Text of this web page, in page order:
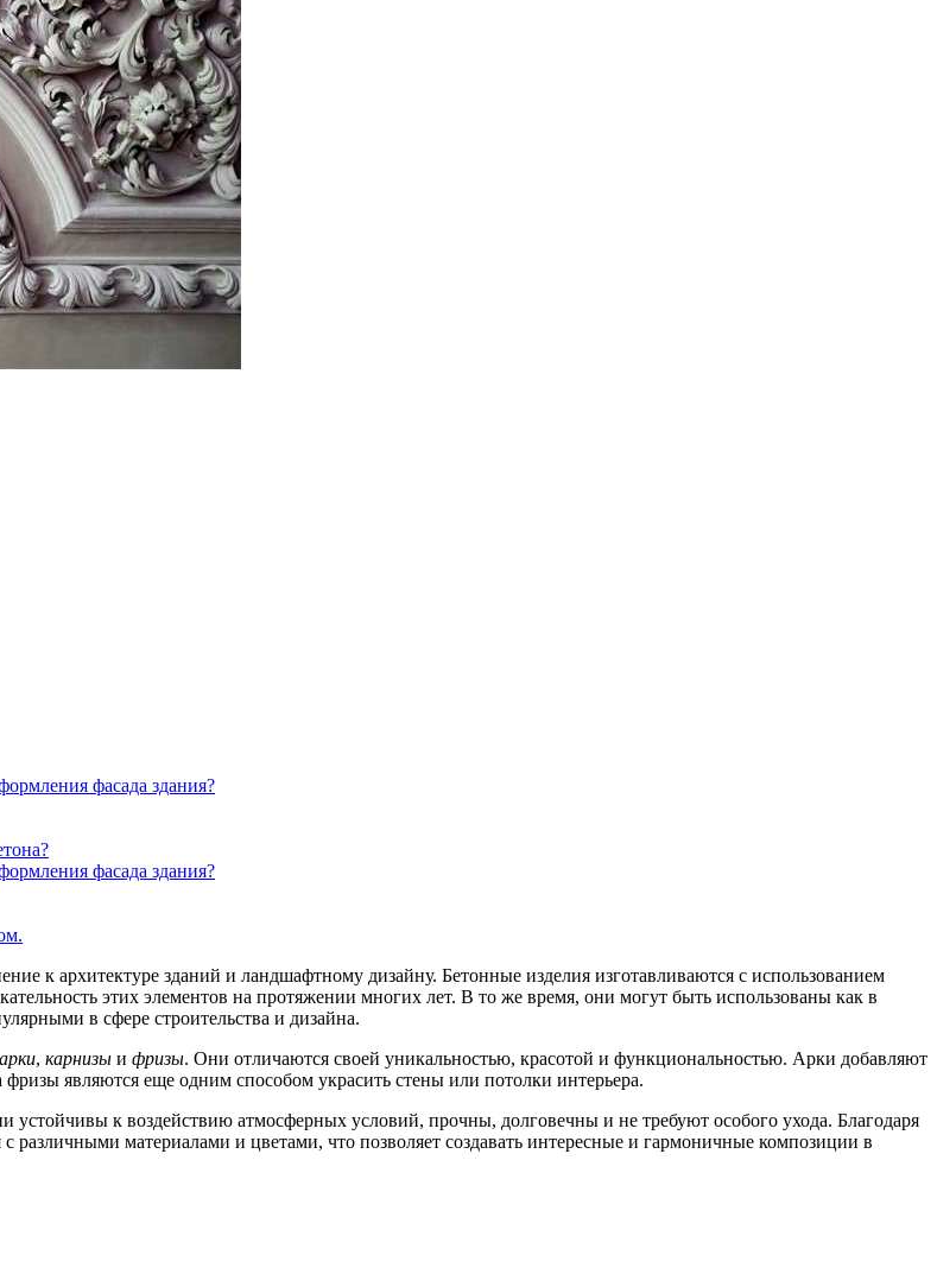
фасада здания?
фасада здания?
к архитектуре зданий и ландшафтному дизайну. Бетонные изделия изготавливаются с использованием
этих элементов на протяжении многих лет. В то же время, они могут быть использованы как в
в сфере строительства и дизайна.
арки, карнизы и фризы. Они отличаются своей уникальностью, красотой и функциональностью. Арки добавляют
являются еще одним способом украсить стены или потолки интерьера.
к воздействию атмосферных условий, прочны, долговечны и не требуют особого ухода. Благодаря
различными материалами и цветами, что позволяет создавать интересные и гармоничные композиции в